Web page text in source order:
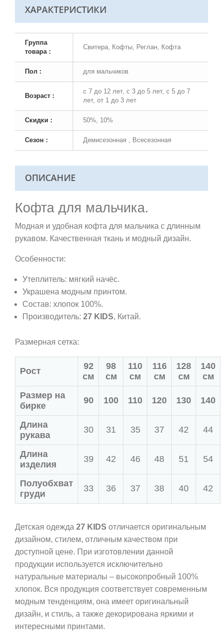
ХАРАКТЕРИСТИКИ
Группа
товара :
Свитера, Кофты, Реглан, Кофта
Пол : для мальчиков
Возраст :
с 7 до 12 лет, с 3 до 5 лет, с 5 до 7
лет, от 1 до 3 лет
Скидки : 50%, 10%
Сезон : Демисезонная , Всесезонная
ОПИСАНИЕ
Кофта для мальчика.
Модная и удобная кофта для мальчика с длинным
рукавом. Качественная ткань и модный дизайн.
Особенности:
Утеплитель: мягкий начёс.
Украшена модным принтом.
Состав: хлопок 100%.
Производитель: 27 KIDS, Китай.
Размерная сетка:
Рост
92
см
98
см
110
см
116
см
128
см
140
см
Размер на
бирке
90 100 110 120 130 140
Длина
рукава
30 31 35 37 42 44
Длина
изделия
39 42 46 48 51 54
Полуобхват
груди
33 36 37 38 40 42
Детская одежда 27 KIDS отличается оригинальным
дизайном, стилем, отличным качеством при
доступной цене. При изготовлении данной
продукции используется исключительно
натуральные материалы – высокопробный 100%
хлопок. Вся продукция соответствует современным
модным тенденциям, она имеет оригинальный
дизайн, и стиль, а также декорирована яркими и
интересными принтами.